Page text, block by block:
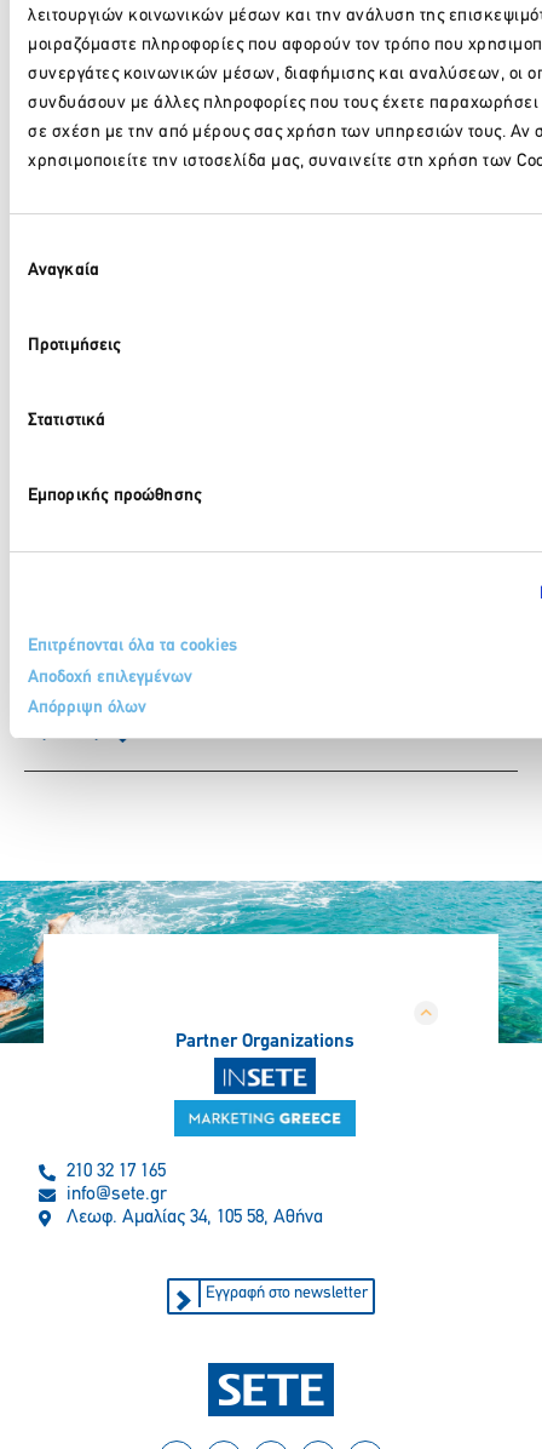
λειτουργιών κοινωνικών μέσων και την ανάλυση της
μοιραζόμαστε πληροφορίες που αφορούν τον τρόπο που
συνεργάτες κοινωνικών μέσων, διαφήμισης και αναλύσεων, οι
συνδυάσουν με άλλες πληροφορίες που τους έχετε παραχωρήσει
σε σχέση με την από μέρους σας χρήση των υπηρεσιών τους. Αν
χρησιμοποιείτε την ιστοσελίδα μας, συναινείτε στη χρήση των
συγκατάθεσης
Αναγκαία
Προτιμήσεις
Στατιστικά
Εμπορικής προώθησης
Επιτρέπονται όλα τα cookies
Αποδοχή επιλεγμένων
Απόρριψη όλων
6 Αυγούστου 2026
Περισσότερα
SUPERFAST FERRIES: ΔΕΛΤΙΟ ΤΥΠΟΥ – Συνεργασία
6 Αυγούστου 2026
TÜV AUSTRIA Ελλάδα: Η TÜV AUSTRIA
επαναπιστοποίησε τη Fitness Meals με το ιδιωτικό
6 Αυγούστου 2026
Η Ηπειρωτική Βιομηχανία Εμφιαλώσεων συναντά τη
ΣΤΟΑ CULTURE στην καρδιά της Αθήνας
6 Αυγούστου 2026
Partner Organizations
210 32 17 165
info@sete.gr
Λεωφ. Αμαλίας 34, 105 58, Αθήνα
Εγγραφή στο newsletter